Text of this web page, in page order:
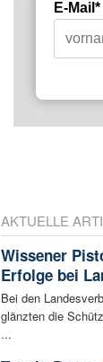
E-Mail*
AKTUELLE
Wissener
Erfolge bei
Bei den
glänzten die
...